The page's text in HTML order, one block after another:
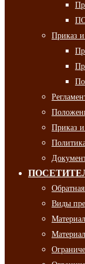
Приказ
Приказ и
Обратная
Виды